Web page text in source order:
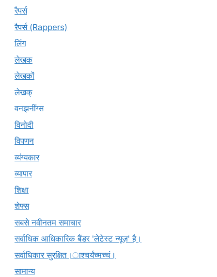
रैपर्स
रैपर्स (Rappers)
लिंग
लेखक
लेखकों
लेखक्
वनझनींग्स
विनोदी
विपणन
व्यंग्यकार
व्यापार
शिक्षा
शेफ्स
सबसे नवीनतम समाचार
सर्वाधिक आधिकारिक बैंडर 'लेटेस्ट न्यूज़' है।
सर्वाधिकार सुरक्षित।ाश्चर्यंच्मच्चं।
सामान्य